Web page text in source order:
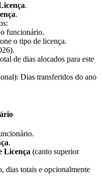
.
.
funcionário.
o tipo de licença.
de dias alocados para este
Dias transferidos do ano
.
Licença (canto superior
dias totais e opcionalmente